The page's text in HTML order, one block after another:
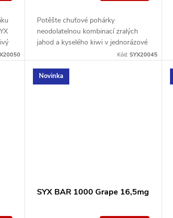
Potěšte chuťové pohárky
neodolatelnou kombinací zralých
jahod a kyselého kiwi v jednorázové
e-cigaretě SYX BAR Strawberry
Kód: SYX20045
Novinka
SYX BAR 1000 Grape 16,5mg